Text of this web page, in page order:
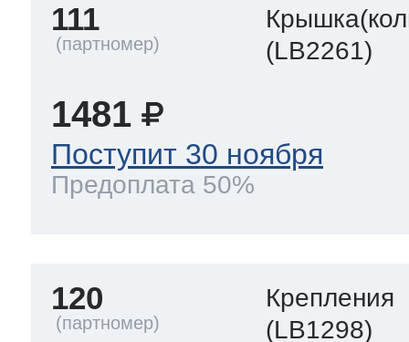
111
(LB2261)
1481
Поступит 30 ноября
Предоплата 50%
120
Крепления
(LB1298)